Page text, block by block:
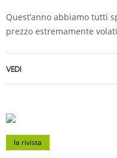
Quest’anno abbiamo tutti
prezzo estremamente
VEDI
la rivista